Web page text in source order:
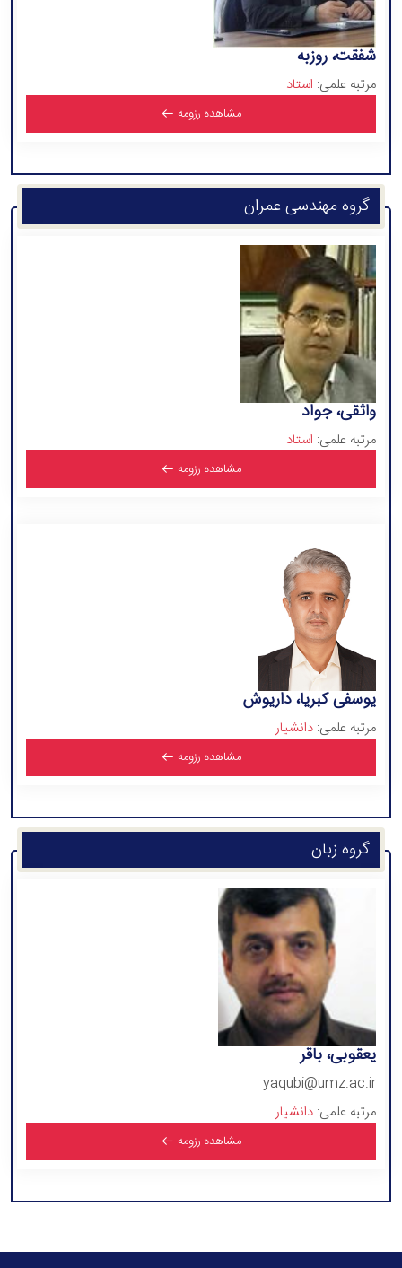
شفقت، روزبه
مرتبه علمی: استاد
مشاهده رزومه
گروه مهندسی عمران
واثقی، جواد
مرتبه علمی: استاد
مشاهده رزومه
یوسفی کبریا، داریوش
مرتبه علمی: دانشیار
مشاهده رزومه
گروه زبان
یعقوبی، باقر
yaqubi@umz.ac.ir
مرتبه علمی: دانشیار
مشاهده رزومه